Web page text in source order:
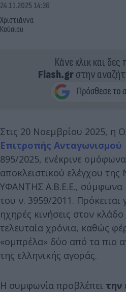
Χριστιάννα
Κούσιου
24.11.2025 14:36
Κάνε κλικ και δες
Flash.grστην
Στις 20 Νοεμβρίου 2025, η
Επιτροπής Ανταγωνισμού
895/2025, ενέκρινε
αποκλειστικού ελέγχου
ΥΦΑΝΤΗΣ Α.Β.Ε.Ε., σύμφωνα
του ν. 3959/2011. Πρόκειται
ηχηρές κινήσεις στον
τελευταία χρόνια, καθώς
«ομπρέλα» δύο από τα πιο
της ελληνικής αγοράς.
Η συμφωνία προβλέπει την